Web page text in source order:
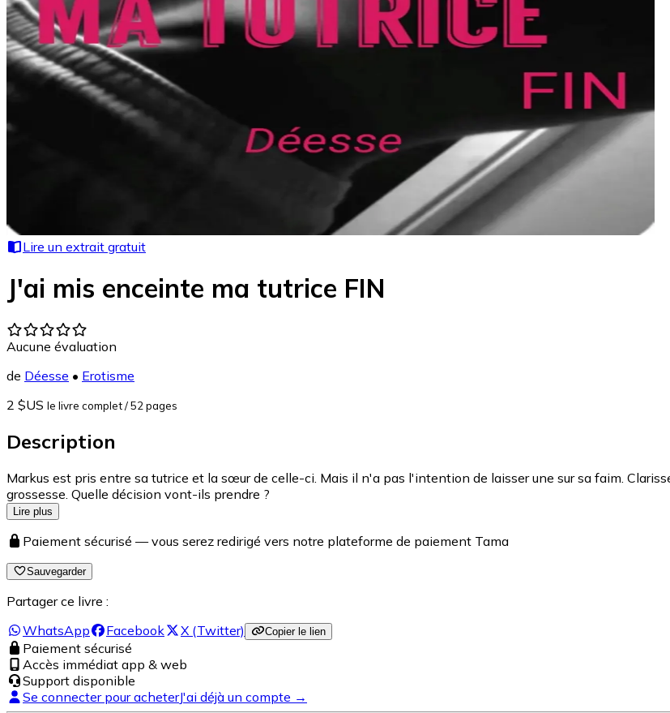
Lire un extrait gratuit
J'ai mis enceinte ma tutrice FIN
Aucune évaluation
de Déesse • Erotisme
2 $US le livre complet/ 52 pages
Description
Markus est pris entre sa tutrice et la sœur de celle-ci. Mais il n'a pas l'intention de laisser une sur sa faim.
grossesse. Quelle décision vont-ils prendre ?
Lire plus
Paiement sécurisé — vous serez redirigé vers notre plateforme de paiement Tama
Sauvegarder
Partager ce livre :
WhatsApp
Facebook X (Twitter) Copier le lien
Paiement sécurisé
Accès immédiat app & web
Support disponible
Se connecter pour acheterJ'ai déjà un compte →